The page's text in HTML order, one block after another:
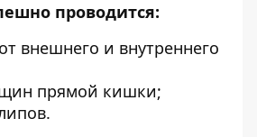
проводится:
внешнего и внутреннего
прямой кишки;